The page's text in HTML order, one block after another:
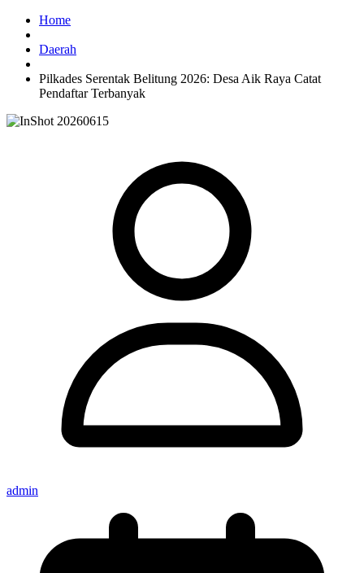
Home
Daerah
Pilkades Serentak Belitung 2026: Desa Aik Raya Catat
Pendaftar Terbanyak
admin